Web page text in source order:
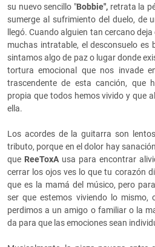
su nuevo sencillo "Bobbie", retrata la
sumerge al sufrimiento del duelo, de
llegó. Cuando alguien tan cercano
muchas intratable, el desconsuelo es
sintamos algo de paz o lugar donde
tortura emocional que nos invade
trascendente de esta canción, que
propia que todos hemos vivido y que
ella.
Los acordes de la guitarra son
tributo, porque en el dolor hay
que ReeToxAusa para encontrar
cerrar los ojos ves lo que tu corazón
que es la mamá del músico, pero
ser que estemos viviendo lo
perdimos a un amigo o familiar o la
da para que las emociones sean